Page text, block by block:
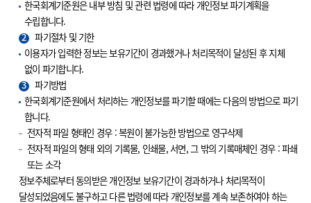
한국회계기준원은 내부 방침 및 관련 법령에 따라 개인정보 파기계획을
수립합니다.
2
파기절차 및 기한
이용자가 입력한 정보는 보유기간이 경과했거나 처리목적이 달성된 후 지체
없이 파기합니다.
3
파기방법
한국회계기준원에서 처리하는 개인정보를 파기할 때에는 다음의 방법으로 파기
합니다.
전자적 파일 형태인 경우 : 복원이 불가능한 방법으로 영구삭제
전자적 파일의 형태 외의 기록물, 인쇄물, 서면, 그 밖의 기록매체인 경우 : 파쇄
또는 소각
정보주체로부터 동의받은 개인정보 보유기간이 경과하거나 처리목적이
달성되었음에도 불구하고 다른 법령에 따라 개인정보를 계속 보존하여야 하는